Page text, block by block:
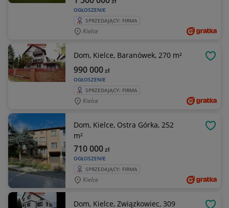
OGŁOSZENIE
SPRZEDAJĄCY: FIRMA
Kielce
Dom, Kielce, Baranówek, 270 m²
OGŁOSZENIE
990 000zł
SPRZEDAJĄCY: FIRMA
Kielce
Dom, Kielce, Ostra Górka, 252
m²
OGŁOSZENIE
710 000zł
SPRZEDAJĄCY: FIRMA
Kielce
Dom, Kielce, Związkowiec, 309